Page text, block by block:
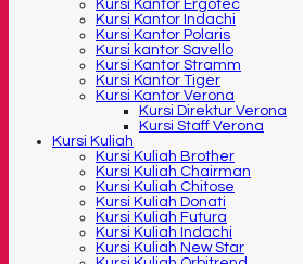
Kursi Kantor Ergotec
Kursi Kantor Indachi
Kursi Kantor Polaris
Kursi kantor Savello
Kursi Kantor Stramm
Kursi Kantor Tiger
Kursi Kantor Verona
Kursi Direktur Verona
Kursi Staff Verona
Kursi Kuliah
Kursi Kuliah Brother
Kursi Kuliah Chairman
Kursi Kuliah Chitose
Kursi Kuliah Donati
Kursi Kuliah Futura
Kursi Kuliah Indachi
Kursi Kuliah New Star